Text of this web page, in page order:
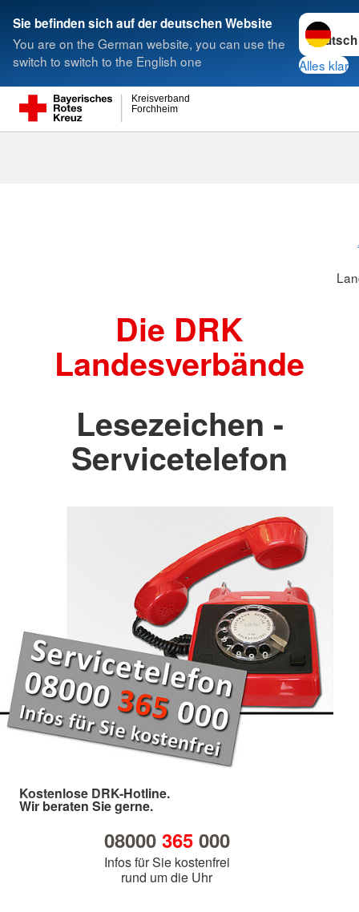
Sie befinden sich auf der deutschen Website
You are on the German website, you can use the
switch to switch to the English one
Sprache
Alles klar
Forchheim
Kreisverband
Suche
Die DRK
Landesverbände
Lesezeichen -
Servicetelefon
Kostenlose DRK-Hotline.
Wir beraten Sie gerne.
08000 365000
Infos für Sie kostenfrei
rund um die Uhr